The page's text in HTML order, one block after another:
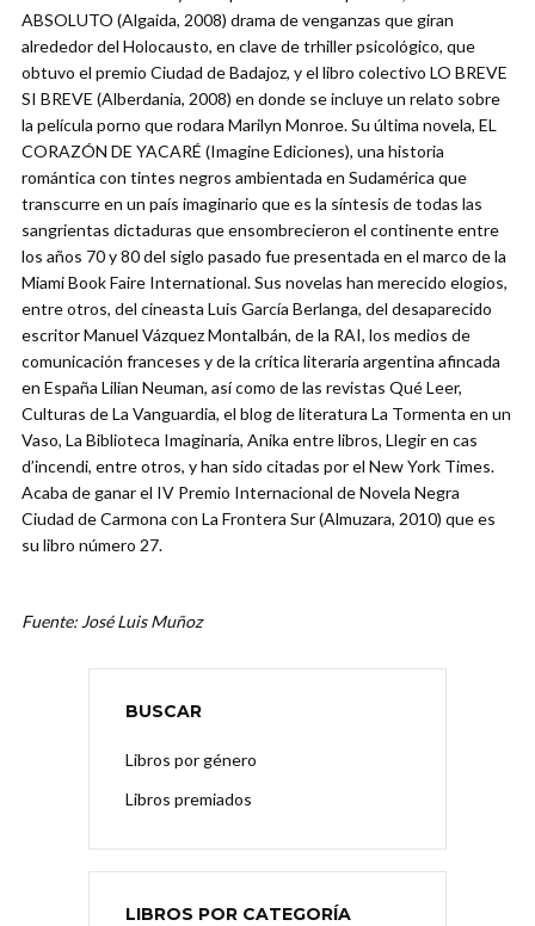
ABSOLUTO (Algaida, 2008) drama de venganzas que giran
alrededor del Holocausto, en clave de trhiller psicológico, que
obtuvo el premio Ciudad de Badajoz, y el libro colectivo LO BREVE
SI BREVE (Alberdania, 2008) en donde se incluye un relato sobre
la película porno que rodara Marilyn Monroe. Su última novela, EL
CORAZÓN DE YACARÉ (Imagine Ediciones), una historia
romántica con tintes negros ambientada en Sudamérica que
transcurre en un país imaginario que es la síntesis de todas las
sangrientas dictaduras que ensombrecieron el continente entre
los años 70 y 80 del siglo pasado fue presentada en el marco de la
Miami Book Faire International. Sus novelas han merecido elogios,
entre otros, del cineasta Luis García Berlanga, del desaparecido
escritor Manuel Vázquez Montalbán, de la RAI, los medios de
comunicación franceses y de la crítica literaria argentina afincada
en España Lilian Neuman, así como de las revistas Qué Leer,
Culturas de La Vanguardia, el blog de literatura La Tormenta en un
Vaso, La Biblioteca Imaginaria, Anika entre libros, Llegir en cas
d’incendi, entre otros, y han sido citadas por el New York Times.
Acaba de ganar el IV Premio Internacional de Novela Negra
Ciudad de Carmona con La Frontera Sur (Almuzara, 2010) que es
su libro número 27.
Fuente: José Luis Muñoz
BUSCAR
Libros por género
Libros premiados
LIBROS POR CATEGORÍA